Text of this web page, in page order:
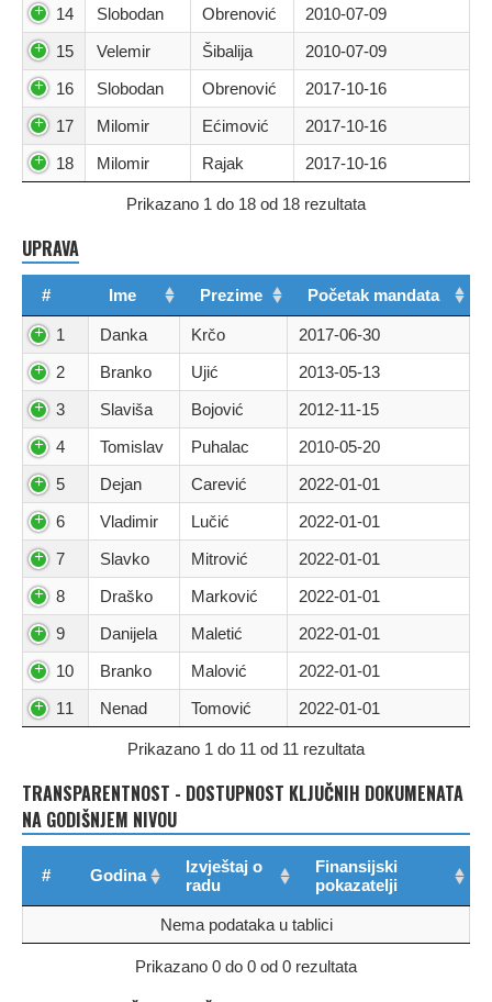
14
Slobodan Obrenović
2010-07-09
15
Velemir Šibalija
2010-07-09
16
Slobodan Obrenović
2017-10-16
17
Milomir Ećimović
2017-10-16
18
Milomir Rajak 2017-10-16
Prikazano 1 do 18 od 18 rezultata
UPRAVA
# Ime Prezime Početak mandata
1 Danka Krčo
2017-06-30
2
Branko Ujić
2013-05-13
3
Slaviša Bojović
2012-11-15
4
Tomislav Puhalac
2010-05-20
5
Dejan Carević
2022-01-01
6
Vladimir Lučić
2022-01-01
7
Slavko Mitrović
2022-01-01
8
Draško Marković
2022-01-01
9
Danijela Maletić
2022-01-01
10
Branko Malović
2022-01-01
11
Nenad Tomović 2022-01-01
Prikazano 1 do 11 od 11 rezultata
TRANSPARENTNOST - DOSTUPNOST KLJUČNIH DOKUMENATA
NA GODIŠNJEM NIVOU
# Godina
Izvještaj o
radu
Finansijski
pokazatelji
Nema podataka u tablici
Prikazano 0 do 0 od 0 rezultata